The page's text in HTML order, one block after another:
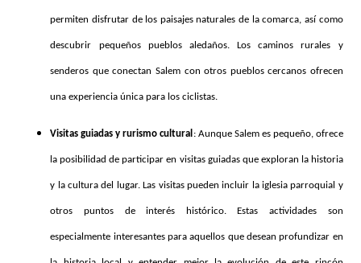
permiten disfrutar de los paisajes naturales de la comarca, así como
descubrir pequeños pueblos aledaños. Los caminos rurales y
senderos que conectan Salem con otros pueblos cercanos ofrecen
una experiencia única para los ciclistas.
Visitas guiadas y rurismo cultural : Aunque Salem es pequeño, ofrece
la posibilidad de participar en visitas guiadas que exploran la historia
y la cultura del lugar. Las visitas pueden incluir la iglesia parroquial y
otros puntos de interés histórico. Estas actividades son
especialmente interesantes para aquellos que desean profundizar en